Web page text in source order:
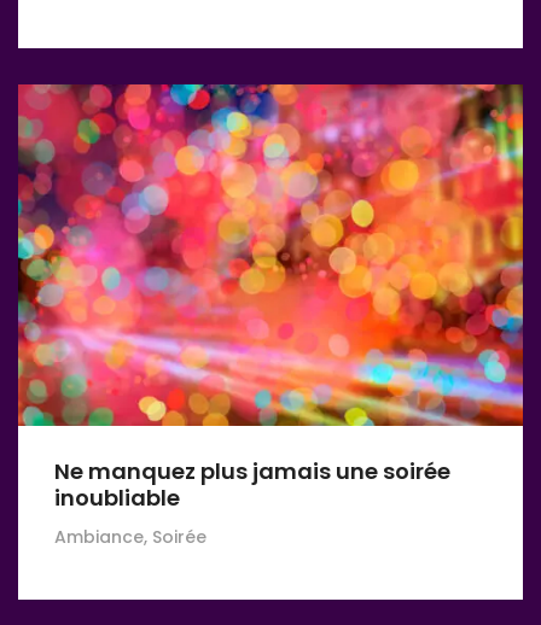
Ne manquez plus jamais une soirée
inoubliable
Ambiance, Soirée